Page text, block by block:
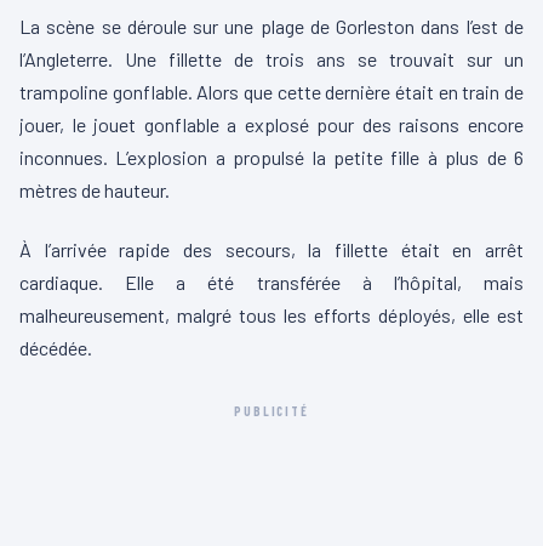
La scène se déroule sur une plage de Gorleston dans l’est de
l’Angleterre. Une fillette de trois ans se trouvait sur un
trampoline gonflable. Alors que cette dernière était en train de
jouer, le jouet gonflable a explosé pour des raisons encore
inconnues. L’explosion a propulsé la petite fille à plus de 6
mètres de hauteur.
À l’arrivée rapide des secours, la fillette était en arrêt
cardiaque. Elle a été transférée à l’hôpital, mais
malheureusement, malgré tous les efforts déployés, elle est
décédée.
PUBLICITÉ